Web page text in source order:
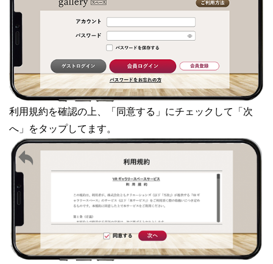
利用規約を確認の上、「同意する」にチェックして「次
へ」をタップしてます。